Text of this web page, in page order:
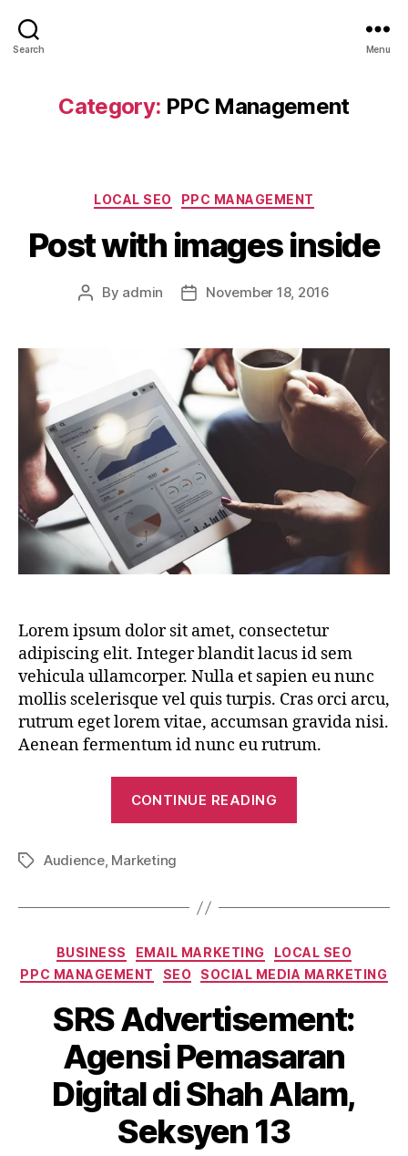
Search Menu
Category: PPC Management
Categories
LOCAL SEO PPC MANAGEMENT
Post with images inside
Post
By admin
PostNovember 18, 2016
Lorem ipsum dolor sit amet, consectetur
adipiscing elit. Integer blandit lacus id sem
vehicula ullamcorper. Nulla et sapien eu nunc
mollis scelerisque vel quis turpis. Cras orci arcu,
rutrum eget lorem vitae, accumsan gravida nisi.
Aenean fermentum id nunc eu rutrum.
CONTINUE READING
TagsAudience, Marketing
Categories
BUSINESS EMAIL MARKETING
LOCAL SEO
PPC MANAGEMENT
SEO SOCIAL MEDIA MARKETING
SRS Advertisement:
Agensi Pemasaran
Digital di Shah Alam,
Seksyen 13